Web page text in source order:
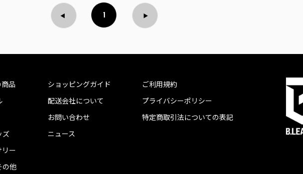
1
品
ズ
リー
の他
ショッピングガイド
配送会社について
お問い合わせ
ニュース
ご利用規約
プライバシーポリシー
特定商取引法についての表記